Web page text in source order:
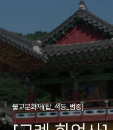
불교문화재(탑_석등_범종)